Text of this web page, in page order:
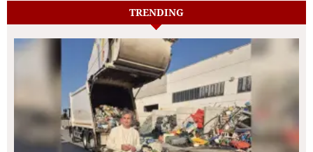
TRENDING